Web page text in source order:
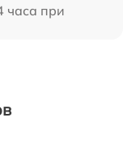
часа при